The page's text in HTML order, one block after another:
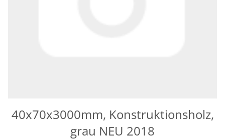
40x70x3000mm, Konstruktionsholz,
grau NEU 2018